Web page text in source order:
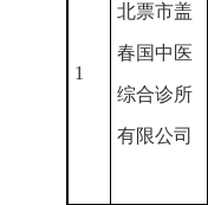
1
北票市盖
春国中医
综合诊所
有限公司